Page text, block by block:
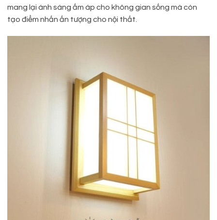
mang lại ánh sáng ấm áp cho không gian sống mà còn
tạo điểm nhấn ấn tượng cho nội thất.